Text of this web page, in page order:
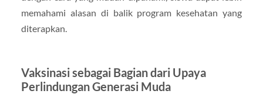
memahami alasan di balik program kesehatan yang
diterapkan.
Vaksinasi sebagai Bagian dari Upaya
Perlindungan Generasi Muda